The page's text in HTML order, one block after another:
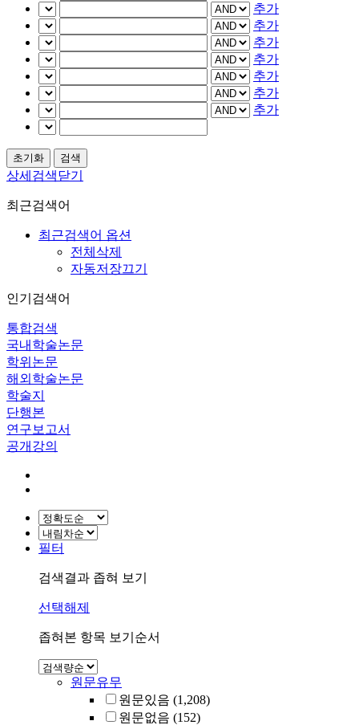
추가
추가
추가
추가
추가
추가
추가
상세검색닫기
최근검색어
최근검색어 옵션
전체삭제
자동저장끄기
인기검색어
통합검색
국내학술논문
학위논문
해외학술논문
학술지
단행본
연구보고서
공개강의
필터
검색결과 좁혀 보기
선택해제
좁혀본 항목 보기순서
원문유무
원문있음 (1,208)
원문없음 (152)